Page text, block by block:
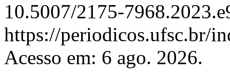
10.5007/2175-
https://periodicos.ufsc.br/
Acesso em: 6 ago. 2026.